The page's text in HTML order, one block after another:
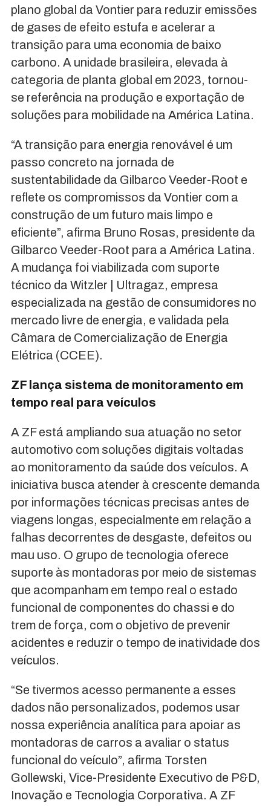
plano global da Vontier para reduzir emissões
de gases de efeito estufa e acelerar a
transição para uma economia de baixo
carbono. A unidade brasileira, elevada à
categoria de planta global em 2023, tornou-
se referência na produção e exportação de
soluções para mobilidade na América Latina.
“A transição para energia renovável é um
passo concreto na jornada de
sustentabilidade da Gilbarco Veeder-Root e
reflete os compromissos da Vontier com a
construção de um futuro mais limpo e
eficiente”, afirma Bruno Rosas, presidente da
Gilbarco Veeder-Root para a América Latina.
A mudança foi viabilizada com suporte
técnico da Witzler | Ultragaz, empresa
especializada na gestão de consumidores no
mercado livre de energia, e validada pela
Câmara de Comercialização de Energia
Elétrica (CCEE).
ZF lança sistema de monitoramento em
tempo real para veículos
A ZF está ampliando sua atuação no setor
automotivo com soluções digitais voltadas
ao monitoramento da saúde dos veículos. A
iniciativa busca atender à crescente demanda
por informações técnicas precisas antes de
viagens longas, especialmente em relação a
falhas decorrentes de desgaste, defeitos ou
mau uso. O grupo de tecnologia oferece
suporte às montadoras por meio de sistemas
que acompanham em tempo real o estado
funcional de componentes do chassi e do
trem de força, com o objetivo de prevenir
acidentes e reduzir o tempo de inatividade dos
veículos.
“Se tivermos acesso permanente a esses
dados não personalizados, podemos usar
nossa experiência analítica para apoiar as
montadoras de carros a avaliar o status
funcional do veículo”, afirma Torsten
Gollewski, Vice-Presidente Executivo de P&D,
Inovação e Tecnologia Corporativa. A ZF